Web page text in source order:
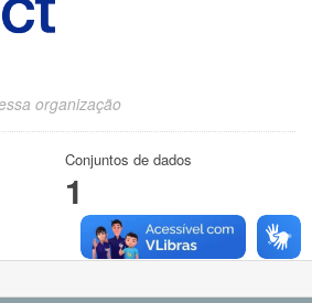
organização
Conjuntos de dados
1